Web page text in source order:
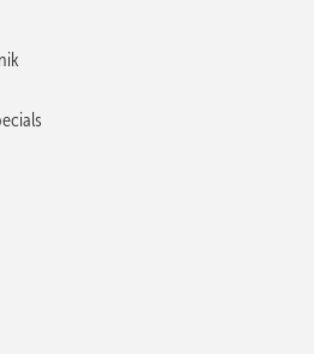
Stulz CyberBlue den für die
Kreisprozess vollständig in einem
Durch die Turboverdichtung im
chemischen Kältemittel mehr im
Damit entfallen auch potenzielle
Gesundheit, die durch den Umgang
können.
stecken insgesamt 10 Jahre
Forschungsteams. In einer
Hamburger Klimatechnik-
nun in enger Kooperation auf